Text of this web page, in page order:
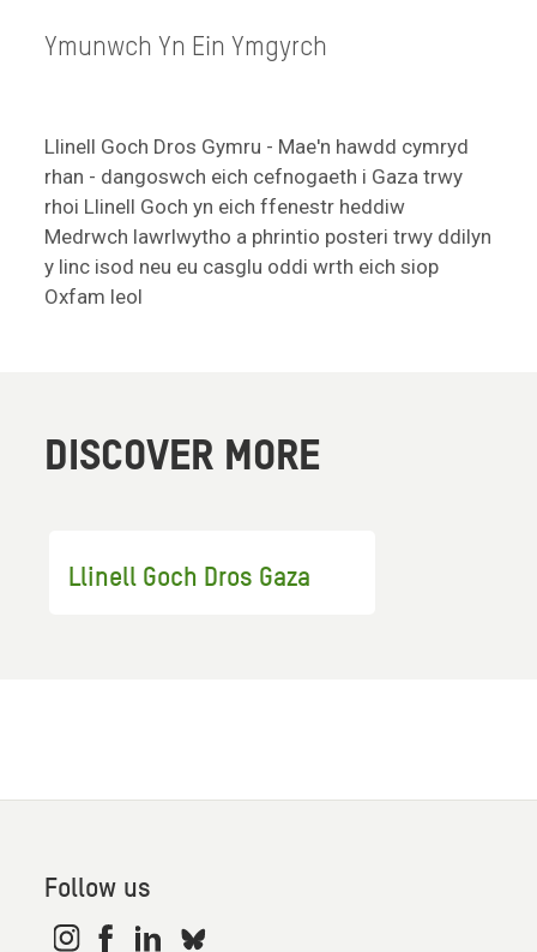
Ymunwch Yn Ein Ymgyrch
Llinell Goch Dros Gymru - Mae'n hawdd cymryd
rhan - dangoswch eich cefnogaeth i Gaza trwy
rhoi Llinell Goch yn eich ffenestr heddiw
Medrwch lawrlwytho a phrintio posteri trwy ddilyn
y linc isod neu eu casglu oddi wrth eich siop
Oxfam leol
DISCOVER MORE
Llinell Goch Dros Gaza
Follow us